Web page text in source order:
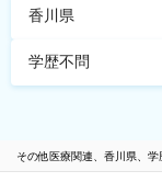
香川県
学歴不問
その他医療関連、香川県、